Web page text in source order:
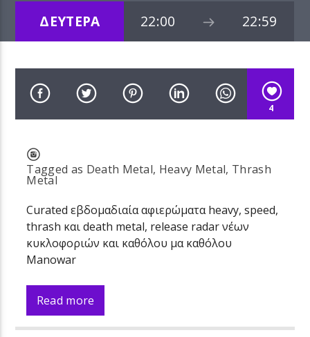
ΔΕΥΤΕΡΑ 22:00 22:59
4
Tagged as Death Metal, Heavy Metal, Thrash
Metal
Curated εβδομαδιαία αφιερώματα heavy, speed,
thrash και death metal, release radar νέων
κυκλοφοριών και καθόλου μα καθόλου
Manowar
Read more